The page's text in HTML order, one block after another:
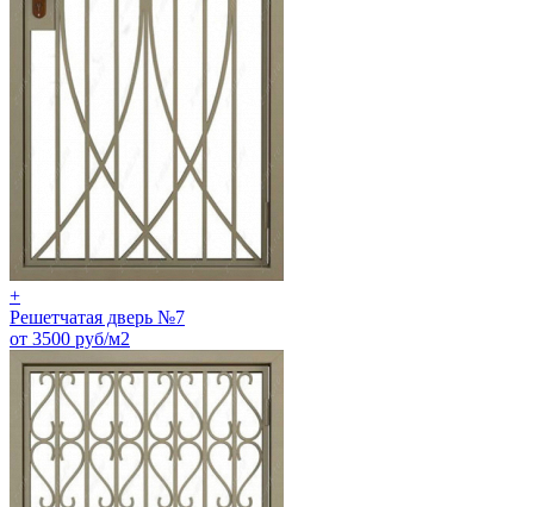
+
Решетчатая дверь №7
от 3500 руб/м2